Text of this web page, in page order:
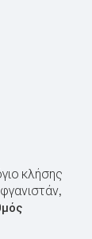
κλήσης